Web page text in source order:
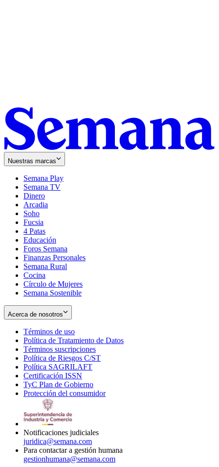
Nuestras marcas
Semana Play
Semana TV
Dinero
Arcadia
Soho
in
new
window
Fucsia
in
new
window
4 Patas
Educación
Foros Semana
Finanzas Personales
Semana Rural
Cocina
Círculo de Mujeres
Semana Sostenible
Acerca de nosotros
Términos de uso
in
new
window
Política de Tratamiento de Datos
Términos suscripciones
in
Política de Riesgos C/ST
Política SAGRILAFT
new
window
Certificación ISSN
in
new
TyC Plan de Gobierno
in
Protección del consumidorOpens
Notificaciones judiciales
juridica@semana.com
Para contactar a gestión humana
gestionhumana@semana.com